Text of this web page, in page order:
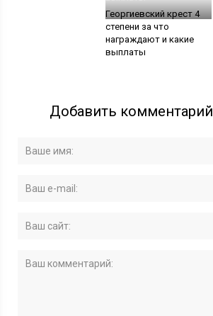
Георгиевский крест 4
степени за что
награждают и какие
выплаты
Добавить комментарий